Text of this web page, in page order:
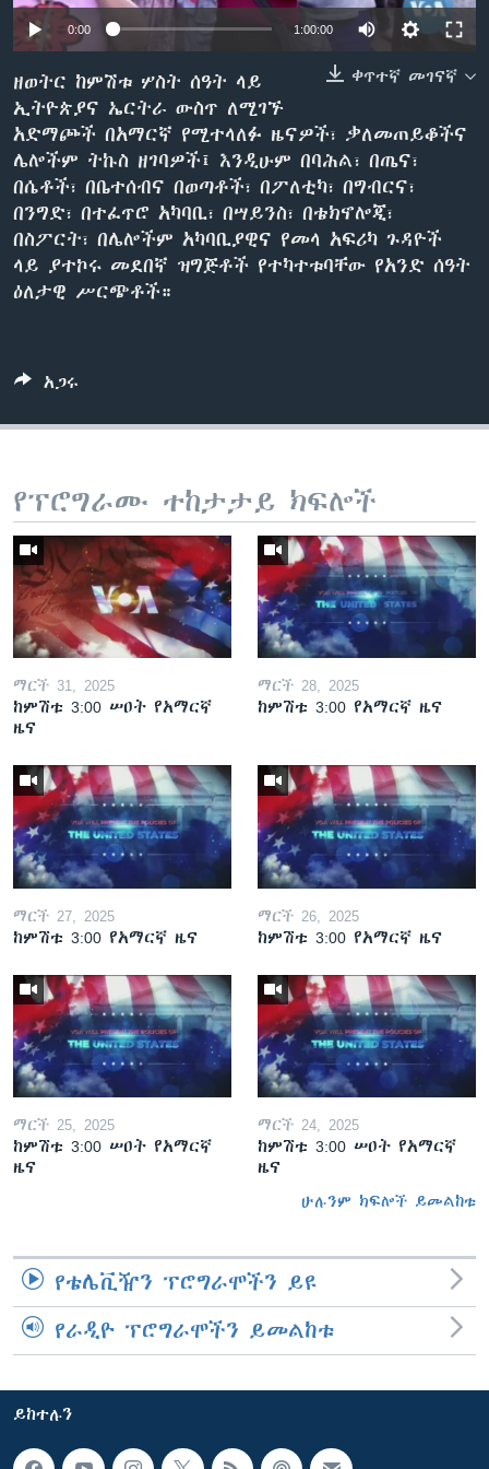
ቋንቋዎች
0:00 1:00:00
ቀጥተኛ መገናኛ
ዘወትር ከምሽቱ ሦስት ሰዓት ላይ
ኢትዮጵያና ኤርትራ ውስጥ ለሚገኙ
አድማጮች በአማርኛ የሚተላለፉ ዜናዎች፣ ቃለመጠይቆችና
ሌሎችም ትኩስ ዘገባዎች፤ እንዲሁም በባሕል፣ በጤና፣
በሴቶች፣ በቤተሰብና በወጣቶች፣ በፖለቲካ፣ በግብርና፣
በንግድ፣ በተፈጥሮ አካባቢ፣ በሣይንስ፣ በቴክኖሎጂ፣
በስፖርት፣ በሌሎችም አካባቢያዊና የመላ አፍሪካ ጉዳዮች
ላይ ያተኮሩ መደበኛ ዝግጅቶች የተካተቱባቸው የአንድ ሰዓት
ዕለታዊ ሥርጭቶች።
አጋሩ
የፕሮግራሙ ተከታታይ ክፍሎች
ማርች 31, 2025
ከምሽቱ 3:00 ሠዐት የአማርኛ
ዜና
ማርች 28, 2025
ከምሽቱ 3:00 የአማርኛ ዜና
ማርች 27, 2025
ከምሽቱ 3:00 የአማርኛ ዜና
ማርች 26, 2025
ከምሽቱ 3:00 የአማርኛ ዜና
ማርች 25, 2025
ከምሽቱ 3:00 ሠዐት የአማርኛ
ዜና
ማርች 24, 2025
ከምሽቱ 3:00 ሠዐት የአማርኛ
ዜና
ሁሉንም ክፍሎች ይመልከቱ
የቴሌቪዥን ፕሮግራሞችን ይዩ
የራዲዮ ፕሮግራሞችን ይመልከቱ
ይከተሉን